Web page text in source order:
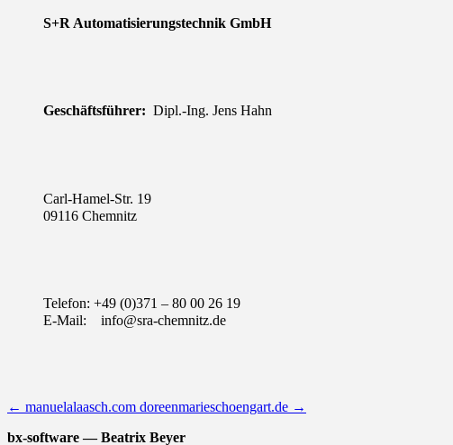
S+R Automatisierungstechnik GmbH
Geschäftsführer: Dipl.-Ing. Jens Hahn
Carl-Hamel-Str. 19
09116 Chemnitz
Telefon: +49 (0)371 – 80 00 26 19
E-Mail: info@sra-chemnitz.de
← manuelalaasch.com doreenmarieschoengart.de →
bx-software — Beatrix Beyer